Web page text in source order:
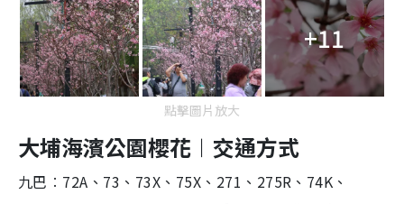
+11
點擊圖片放大
大埔海濱公園櫻花︱交通方式
九巴︰72A、73、73X、75X、271、275R、74K、